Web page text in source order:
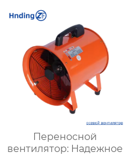
Переносной
вентилятор: Надежное